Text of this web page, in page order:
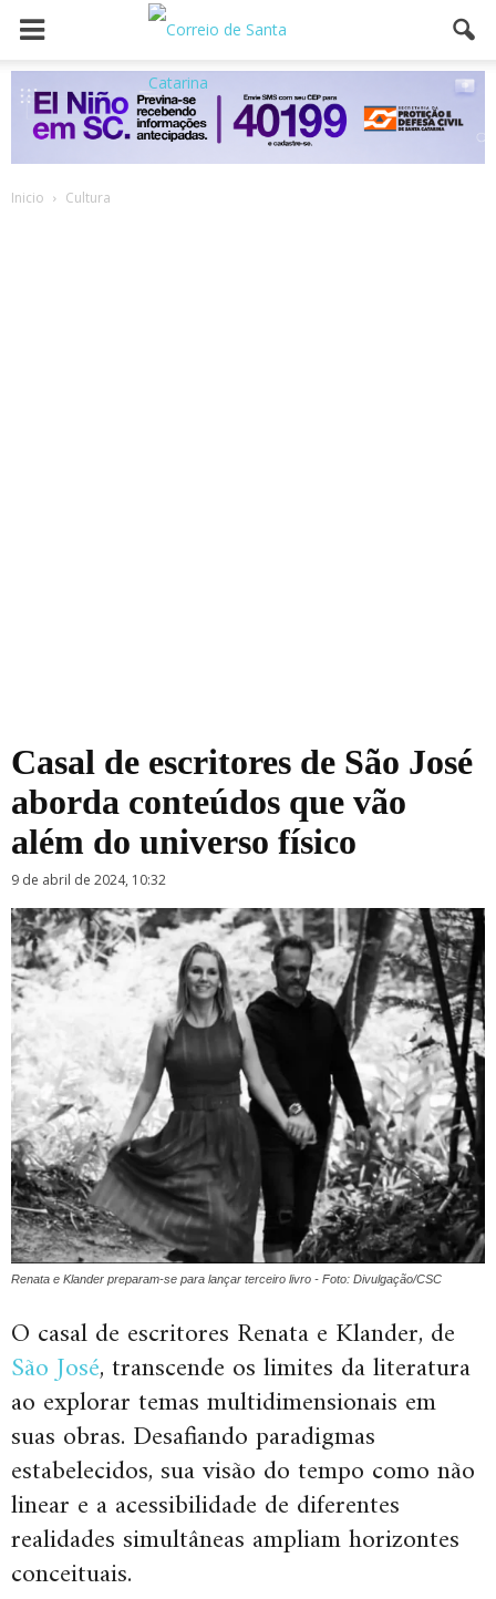
Inicio Cultura
Casal de escritores de São José
aborda conteúdos que vão
além do universo físico
9 de abril de 2024, 10:32
Renata e Klander preparam-se para lançar terceiro livro - Foto: Divulgação/CSC
O casal de escritores Renata e Klander, de
São José, transcende os limites da literatura
ao explorar temas multidimensionais em
suas obras. Desafiando paradigmas
estabelecidos, sua visão do tempo como não
linear e a acessibilidade de diferentes
realidades simultâneas ampliam horizontes
conceituais.